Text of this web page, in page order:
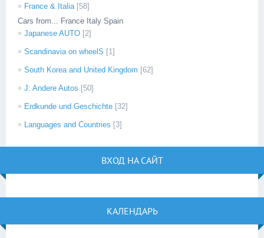
France & Italia [58]
Cars from... France Italy Spain
Japanese AUTO [2]
Scandinavia on wheelS [1]
South Korea and United Kingdom [62]
J: Andere Autos [50]
Erdkunde und Geschichte [32]
Languages and Countries [3]
ВХОД НА САЙТ
КАЛЕНДАРЬ